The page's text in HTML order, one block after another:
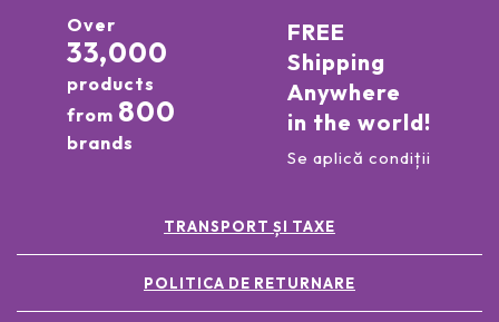
Over
33,000
products
from 800
brands
FREE
Shipping
Anywhere
in the world!
Se aplică condiții
TRANSPORT ȘI TAXE
POLITICA DE RETURNARE